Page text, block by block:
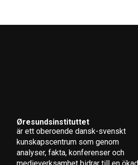
Øresundsinstituttet
är ett oberoende dansk-svenskt
kunskapscentrum som genom
analyser, fakta, konferenser och